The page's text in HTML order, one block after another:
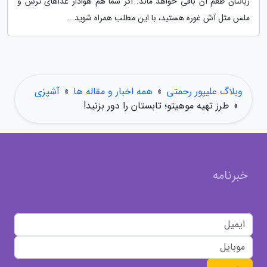
ملس مثل آش غوره هستید، با این مطلب همراه شوید...
وبلاگ علیپور رحمتی » همه اخبار و مقاله ها » آشپزی
» طرز تهیه موهیتو؛ تابستان را دور بزنید!
خبرنامه